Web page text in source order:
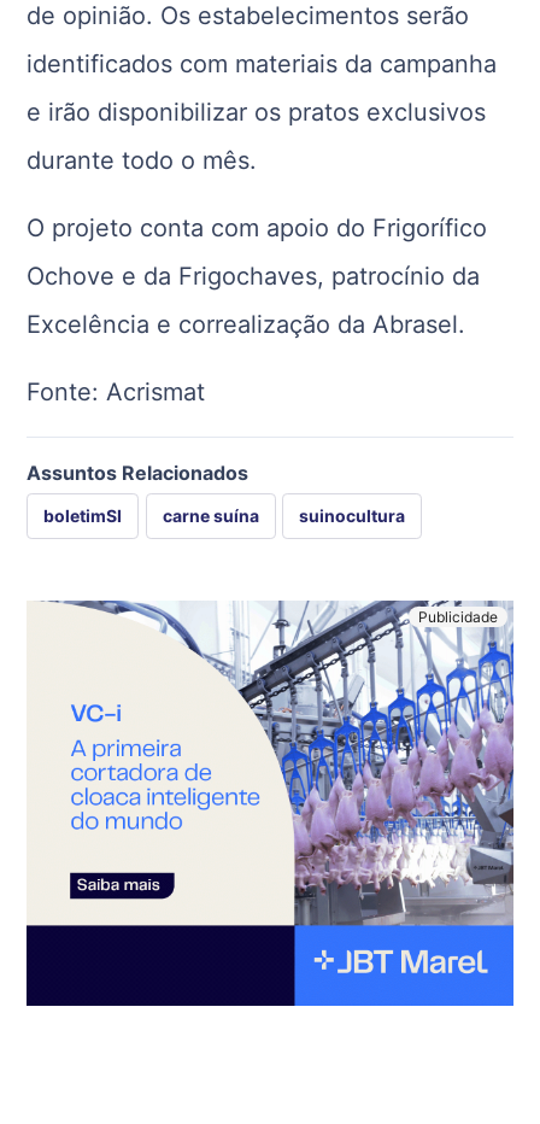
de opinião. Os estabelecimentos serão
identificados com materiais da campanha
e irão disponibilizar os pratos exclusivos
durante todo o mês.
O projeto conta com apoio do Frigorífico
Ochove e da Frigochaves, patrocínio da
Excelência e correalização da Abrasel.
Fonte: Acrismat
Assuntos Relacionados
boletimSI carne suína suinocultura